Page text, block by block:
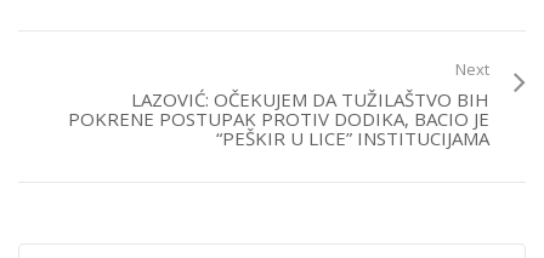
Next
LAZOVIĆ: OČEKUJEM DA TUŽILAŠTVO BIH
POKRENE POSTUPAK PROTIV DODIKA, BACIO JE
“PEŠKIR U LICE” INSTITUCIJAMA